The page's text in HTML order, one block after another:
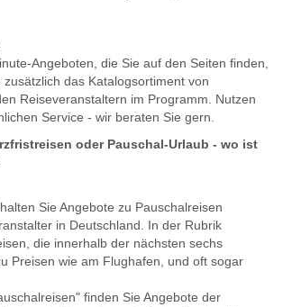
Angeboten, die Sie auf den Seiten finden,
zusätzlich das Katalogsortiment von
Reiseveranstaltern im Programm. Nutzen
Service - wir beraten Sie gern.
oder Pauschal-Urlaub - wo ist
Sie Angebote zu Pauschalreisen
in Deutschland. In der Rubrik
die innerhalb der nächsten sechs
Preisen wie am Flughafen, und oft sogar
finden Sie Angebote der